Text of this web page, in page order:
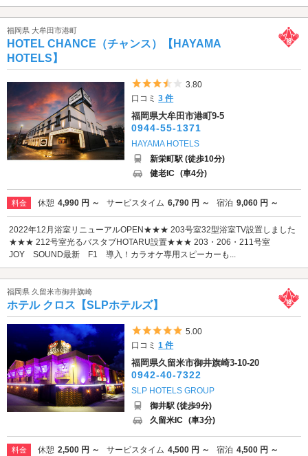
福岡県 大牟田市港町
HOTEL CHANCE（チャンス）【HAYAMA
HOTELS】
5つ星のうち3.5
3.80
口コミ3 件
福岡県大牟田市港町9-5
0944-55-1371
HAYAMA HOTELS
新栄町駅 (徒歩10分)
健老IC (車4分)
料金 休憩 4,990 円 ～ サービスタイム 6,790 円 ～ 宿泊 9,060 円 ～
2022年12月浴室リニューアルOPEN★★★ 203号室32型浴室TV設置しました
★★★ 212号室光るバスタブHOTARU設置★★★ 203・206・211号室
JOY SOUND最新 F1 導入！カラオケ専用スピーカーも...
福岡県 久留米市御井旗崎
ホテル クロス【SLPホテルズ】
5つ星のうち5
5.00
口コミ1 件
福岡県久留米市御井旗崎3-10-20
0942-40-7322
SLP HOTELS GROUP
御井駅 (徒歩9分)
久留米IC (車3分)
料金 休憩 2,500 円 ～ サービスタイム 4,500 円 ～ 宿泊 4,500 円 ～